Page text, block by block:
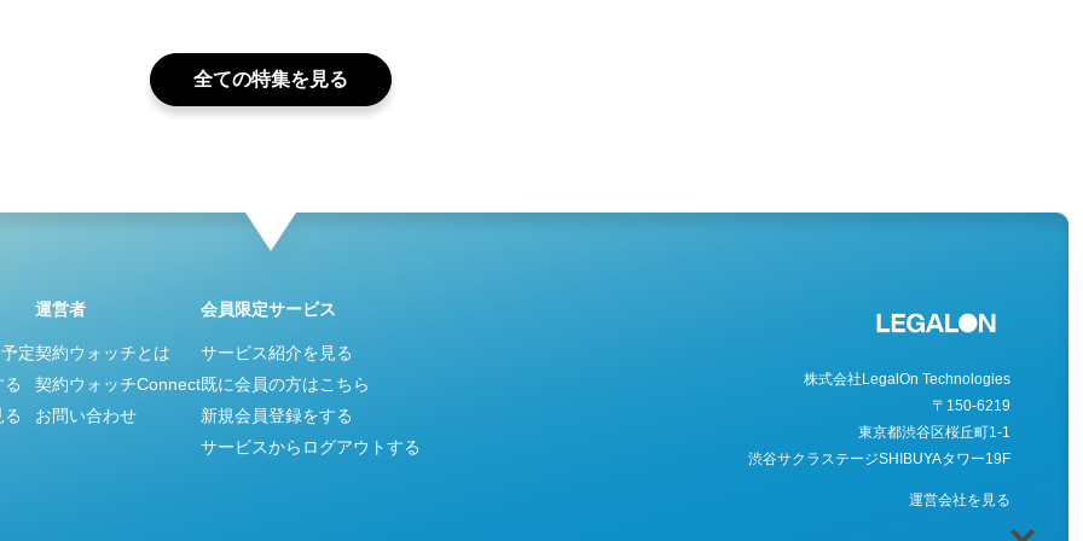
全ての特集を見る
定
運営者
契約ウォッチとは
契約ウォッチConnect
お問い合わせ
会員限定サービス
サービス紹介を見る
既に会員の方はこちら
新規会員登録をする
サービスからログアウトする
株式会社LegalOn Technologies
〒150-6219
東京都渋谷区桜丘町1-1
渋谷サクラステージSHIBUYAタワー19F
運営会社を見る